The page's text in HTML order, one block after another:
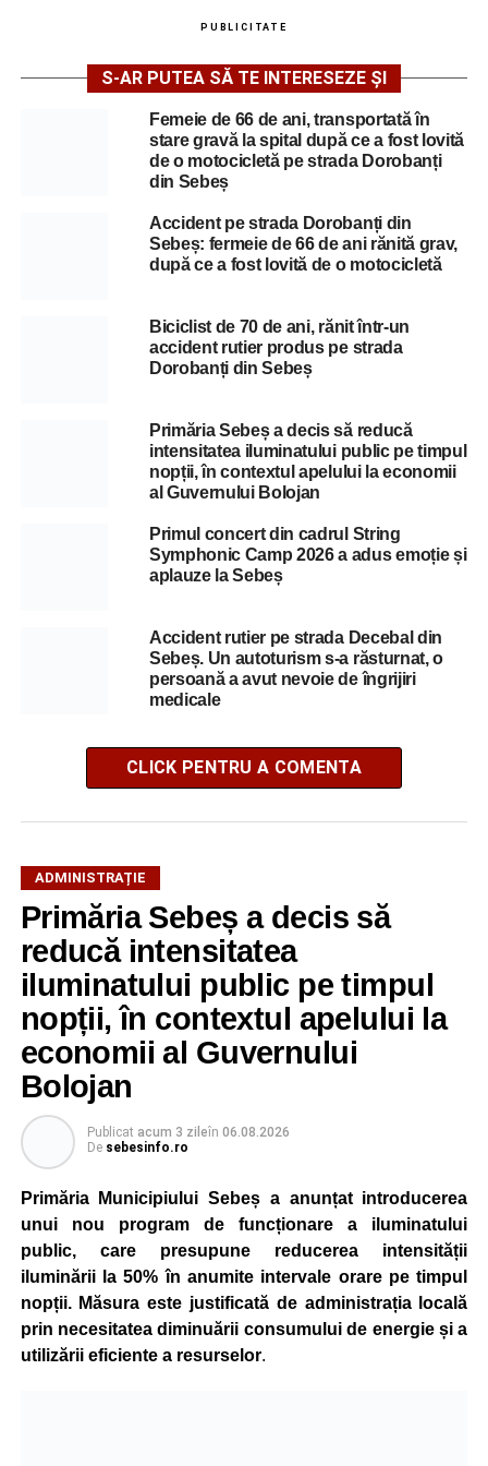
PUBLICITATE
S-AR PUTEA SĂ TE INTERESEZE ȘI
Femeie de 66 de ani, transportată în
stare gravă la spital după ce a fost lovită
de o motocicletă pe strada Dorobanți
din Sebeș
Accident pe strada Dorobanți din
Sebeș: fermeie de 66 de ani rănită grav,
după ce a fost lovită de o motocicletă
Biciclist de 70 de ani, rănit într-un
accident rutier produs pe strada
Dorobanți din Sebeș
Primăria Sebeș a decis să reducă
intensitatea iluminatului public pe timpul
nopții, în contextul apelului la economii
al Guvernului Bolojan
Primul concert din cadrul String
Symphonic Camp 2026 a adus emoție și
aplauze la Sebeș
Accident rutier pe strada Decebal din
Sebeș. Un autoturism s-a răsturnat, o
persoană a avut nevoie de îngrijiri
medicale
CLICK PENTRU A COMENTA
ADMINISTRAȚIE
Primăria Sebeș a decis să
reducă intensitatea
iluminatului public pe timpul
nopții, în contextul apelului la
economii al Guvernului
Bolojan
Publicat acum 3 zileîn 06.08.2026
De sebesinfo.ro
Primăria Municipiului Sebeș a anunțat introducerea
unui nou program de funcționare a iluminatului
public, care presupune reducerea intensității
iluminării la 50% în anumite intervale orare pe timpul
nopții. Măsura este justificată de administrația locală
prin necesitatea diminuării consumului de energie și a
utilizării eficiente a resurselor.